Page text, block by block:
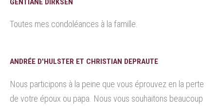
GENTIANE DIRKSEN
Toutes mes condoléances à la famille.
ANDRÉE D'HULSTER ET CHRISTIAN DEPRAUTE
Nous participons à la peine que vous éprouvez en la perte
de votre époux ou papa. Nous vous souhaitons beaucoup